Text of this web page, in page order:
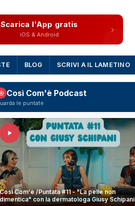
Scarica l'App gratis
iOS & Android
BLOG SCRIVI A IL LAMETINO
Così Com'è Podcast
le puntate
Così Com'è /Puntata #11 - "La pelle non
dimentica" con la dermatologa Giusy Schipani